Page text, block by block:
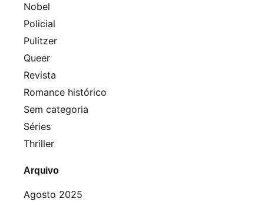
Nobel
Policial
Pulitzer
Queer
Revista
Romance histórico
Sem categoria
Séries
Thriller
Arquivo
Agosto 2025